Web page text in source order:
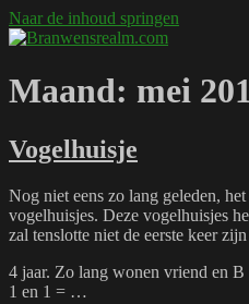
Naar de inhoud springen
Maand: mei
Vogelhuisje
Nog niet eens zo lang geleden,
vogelhuisjes. Deze vogelhuisjes
zal tenslotte niet de eerste keer
4 jaar. Zo lang wonen vriend en
1 en 1 = …